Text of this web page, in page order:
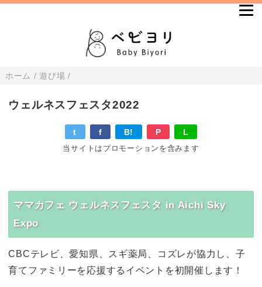
ホーム /遊び場 /
ウェルネスフェスタ2022
t f B! P L
当サイトはプロモーションを含みます
ママカフェ ウェルネスフェスタ in Aichi Sky
Expo
CBCテレビ、愛知県、スギ薬局、コズレが協力し、子
育てファミリーを応援するイベントを初開催します！